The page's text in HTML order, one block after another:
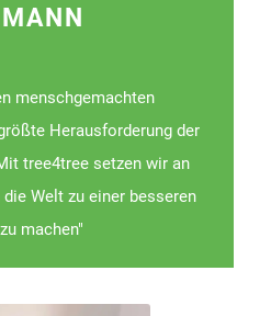
menschgemachten
Herausforderung der
tree4tree setzen wir an
Welt zu einer besseren
machen"